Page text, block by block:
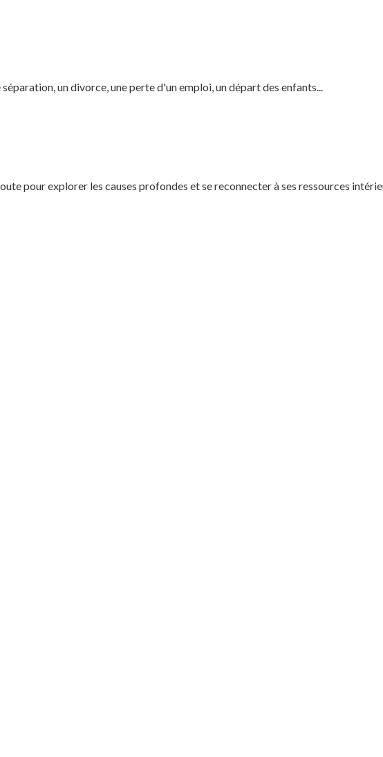
un divorce, une perte d'un emploi, un départ des enfants...
pour explorer les causes profondes et se reconnecter à ses ressources